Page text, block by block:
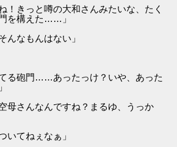
！きっと噂の大和さんみたいな、たく
を構えた……」
んなもんはない」
る砲門……あったっけ？いや、あった
さんなんですね？まるゆ、うっか
いてねぇなぁ」